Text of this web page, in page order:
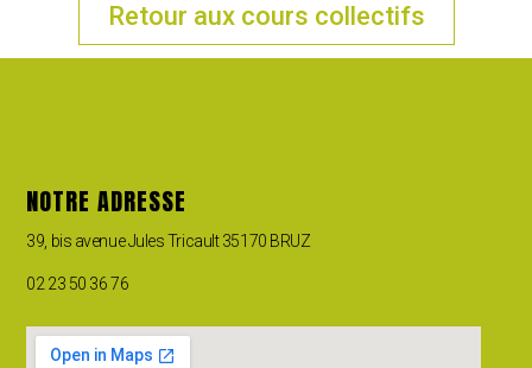
Retour aux cours collectifs
NOTRE ADRESSE
39, bis avenue Jules Tricault 35170 BRUZ
02 23 50 36 76